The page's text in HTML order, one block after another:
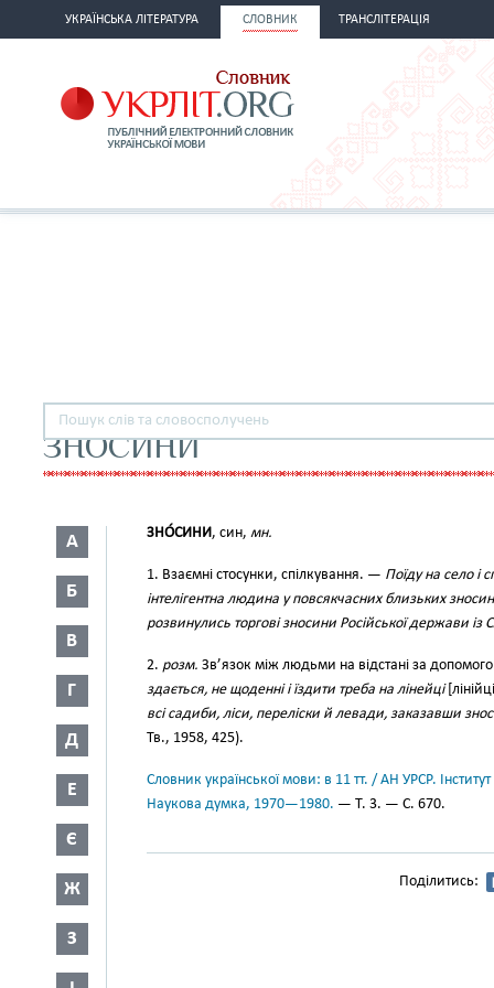
УКРАЇНСЬКА ЛІТЕРАТУРА СЛОВНИК ТРАНСЛІТЕРАЦІЯ
ЗНОСИНИ
А
Б
В
Г
Д
Е
Є
Ж
З
ЗНО́СИНИ, син, мн.
1. Взаємні стосунки, спілкування. — Поїду на село і
інтелігентна людина у повсякчасних близьких
розвинулись торгові зносини Російської держави із
2. розм. Зв’язок між людьми на відстані за
здається, не щоденні і їздити треба на лінейці
всі садиби, ліси, переліски й левади, заказавши
Тв., 1958, 425).
Словник української мови: в 11 тт. / АН УРСР.
Наукова думка, 1970—1980. — Т. 3. — С. 670.
Поділитись: